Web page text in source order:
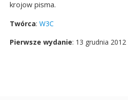
krojow pisma.
Twórca: W3C
Pierwsze wydanie: 13 grudnia 2012